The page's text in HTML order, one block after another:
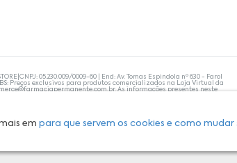
empara que servem os cookies e como mudar
05.230.009/0009-60 | End: Av. Tomas Espindola nº 630 - Farol
Preços exclusivos para produtos comercializados na Loja Virtual da
. As informações presentes neste
da área médica. Apenas o médico está capacitado para
deve ser consultado. A Farmácia Permanente trabalha com as
A privacidade e a segurança dos clientes são compromissos da
em nosso estoque.